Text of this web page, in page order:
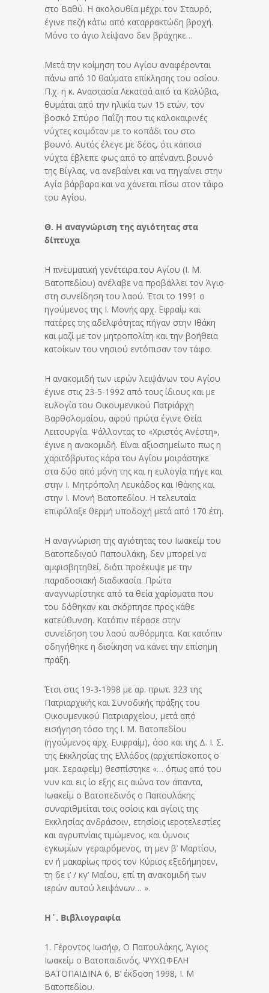
στο Βαθύ. Η ακολουθία μέχρι τον Σταυρό,
έγινε πεζή κάτω από καταρρακτώδη βροχή.
Μόνο το άγιο λείψανο δεν βράχηκε…
Μετά την κοίμηση του Αγίου αναφέρονται
πάνω από 10 θαύματα επίκλησης του οσίου.
Π.χ. η κ. Αναστασία Λεκατσά από τα Καλύβια,
θυμάται από την ηλικία των 15 ετών, τον
βοσκό Σπύρο Παΐζη που τις καλοκαιρινές
νύχτες κοιμόταν με το κοπάδι του στο
βουνό. Αυτός έλεγε με δέος, ότι κάποια
νύχτα έβλεπε φως από το απέναντι βουνό
της Βίγλας, να ανεβαίνει και να πηγαίνει στην
Αγία βάρβαρα και να χάνεται πίσω στον τάφο
του Αγίου.
Θ. Η αναγνώριση της αγιότητας στα
δίπτυχα
Η πνευματική γενέτειρα του Αγίου (Ι. Μ.
Βατοπεδίου) ανέλαβε να προβάλλει τον Άγιο
στη συνείδηση του λαού. Έτσι το 1991 ο
ηγούμενος της Ι. Μονής αρχ. Εφραίμ και
πατέρες της αδελφότητας πήγαν στην Ιθάκη
και μαζί με τον μητροπολίτη και την βοήθεια
κατοίκων του νησιού εντόπισαν τον τάφο.
Η ανακομιδή των ιερών λειψάνων του Αγίου
έγινε στις 23-5-1992 από τους ίδιους και με
ευλογία του Οικουμενικού Πατριάρχη
Βαρθολομαίου, αφού πρώτα έγινε Θεία
Λειτουργία. Ψάλλοντας το «Χριστός Ανέστη»,
έγινε η ανακομιδή. Είναι αξιοσημείωτο πως η
χαριτόβρυτος κάρα του Αγίου μοιράστηκε
στα δύο από μόνη της και η ευλογία πήγε και
στην Ι. Μητρόπολη Λευκάδος και Ιθάκης και
στην Ι. Μονή Βατοπεδίου. Η τελευταία
επιφύλαξε θερμή υποδοχή μετά από 170 έτη.
Η αναγνώριση της αγιότητας του Ιωακείμ του
Βατοπεδινού Παπουλάκη, δεν μπορεί να
αμφισβητηθεί, διότι προέκυψε με την
παραδοσιακή διαδικασία. Πρώτα
αναγνωρίστηκε από τα θεία χαρίσματα που
του δόθηκαν και σκόρπησε προς κάθε
κατεύθυνση. Κατόπιν πέρασε στην
συνείδηση του λαού αυθόρμητα. Και κατόπιν
οδηγήθηκε η διοίκηση να κάνει την επίσημη
πράξη.
Έτσι στις 19-3-1998 με αρ. πρωτ. 323 της
Πατριαρχικής και Συνοδικής πράξης του
Οικουμενικού Πατριαρχείου, μετά από
εισήγηση τόσο της Ι. Μ. Βατοπεδίου
(ηγούμενος αρχ. Ευφραίμ), όσο και της Δ. Ι. Σ.
της Εκκλησίας της Ελλάδος (αρχιεπίσκοπος ο
μακ. Σεραφείμ) θεσπίστηκε «… όπως από του
νυν και εις ίο εξης εις αιώνα τον άπαντα,
Ιωακείμ ο Βατοπεδινός ο Παπουλάκης
συναριθμείται τοις οσίοις και αγίοις της
Εκκλησίας ανδράσοιν, ετησίοις ιεροτελεστίες
και αγρυπνίαις τιμώμενος, και ύμνοις
εγκωμίων γεραιρόμενος, τη μεν β’ Μαρτίου,
εν ή μακαρίως προς τον Κύριος εξεδήμησεν,
τη δε ι’ / κγ’ Μαΐου, επί τη ανακομιδή των
ιερών αυτού λειψάνων… ».
Η΄. Βιβλιογραφία
1. Γέροντος Ιωσήφ, Ο Παπουλάκης, Άγιος
Ιωακείμ ο Βατοπαιδινός, ΨΥΧΩΦΕΛΗ
ΒΑΤΟΠΑΙΔΙΝΑ 6, Β’ έκδοση 1998, Ι. Μ
Βατοπεδίου.